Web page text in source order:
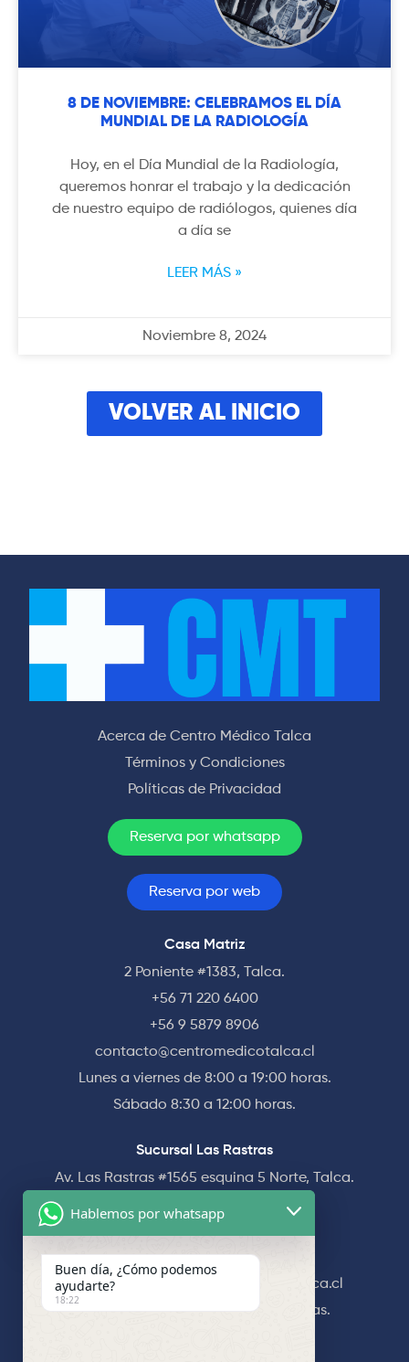
8 DE NOVIEMBRE: CELEBRAMOS EL DÍA
MUNDIAL DE LA RADIOLOGÍA
Hoy, en el Día Mundial de la Radiología,
queremos honrar el trabajo y la dedicación
de nuestro equipo de radiólogos, quienes día
a día se
LEER MÁS »
Noviembre 8, 2024
VOLVER AL INICIO
Acerca de Centro Médico Talca
Términos y Condiciones
Políticas de Privacidad
Reserva por whatsapp
Reserva por web
Casa Matriz
2 Poniente #1383, Talca.
+56 71 220 6400
+56 9 5879 8906
contacto@centromedicotalca.cl
Lunes a viernes de 8:00 a 19:00 horas.
Sábado 8:30 a 12:00 horas.
Sucursal Las Rastras
Av. Las Rastras #1565 esquina 5 Norte, Talca.
+56 9 5879 8906
sucursallasrastras@centromedicotalca.cl
Lunes a viernes de 8:30 a 18:30 horas.
Hablemos por whatsapp
Buen día, ¿Cómo podemos
ayudarte?
18:22